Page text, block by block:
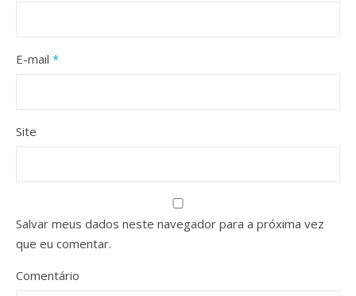
E-mail *
Site
Salvar meus dados neste navegador para a próxima vez
que eu comentar.
Comentário